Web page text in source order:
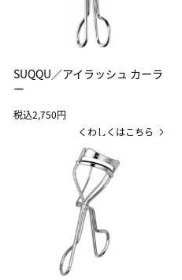
SUQQU／アイラッシュ カーラ
ー
税込2,750円
くわしくはこちら